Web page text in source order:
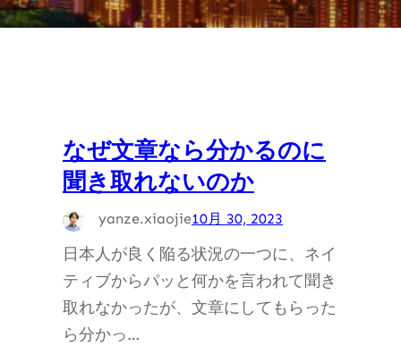
なぜ文章なら分かるのに
聞き取れないのか
yanze.xiaojie10月 30, 2023
日本人が良く陥る状況の一つに、ネイ
ティブからパッと何かを言われて聞き
取れなかったが、文章にしてもらった
ら分かっ…